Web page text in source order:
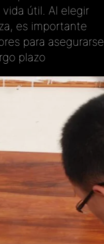
útil. Al elegir
es importante
para asegurarse
plazo